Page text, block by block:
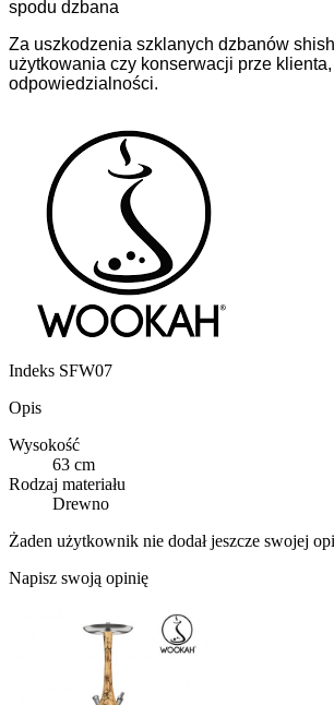
spodu dzbana
Za uszkodzenia szklanych dzbanów
użytkowania czy konserwacji prze
odpowiedzialności.
Indeks SFW07
Opis
Wysokość
63 cm
Rodzaj materiału
Drewno
Żaden użytkownik nie dodał jeszcze swojej
Napisz swoją opinię